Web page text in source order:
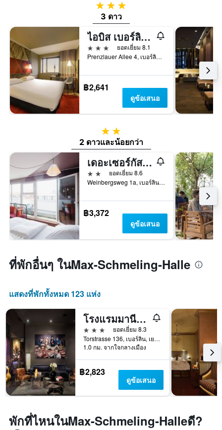
3 ดาว
3 ดาว
ไอบิส เบอร์ลินมิตเทอ
3 ดาว
ยอดเยี่ยม 8.1
Prenzlauer Allee 4, เบอร์ลิน, เยอรมนี
฿2,641
ดูข้อเสนอ
2 ดาว
2 ดาวและน้อยกว่า
เดอะเซอร์กัสโฮสเทล
2 ดาว
ยอดเยี่ยม 8.6
Weinbergsweg 1a, เบอร์ลิน, เยอรมนี
฿3,372
ดูข้อเสนอ
ที่พักอื่นๆ ในMax-Schmeling-Halle
แสดงที่พักทั้งหมด 123 แห่ง
โรงแรมมานี บายอมาโน
3 ดาว
ยอดเยี่ยม 8.3
Torstrasse 136, เบอร์ลิน, เยอรมนี
1.0 กม. จากใจกลางเมือง
฿2,823
ดูข้อเสนอ
พักที่ไหนในMax-Schmeling-Halleดี?